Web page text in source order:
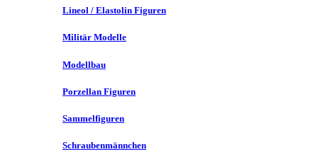
Lineol / Elastolin Figuren
Militär Modelle
Modellbau
Porzellan Figuren
Sammelfiguren
Schraubenmännchen